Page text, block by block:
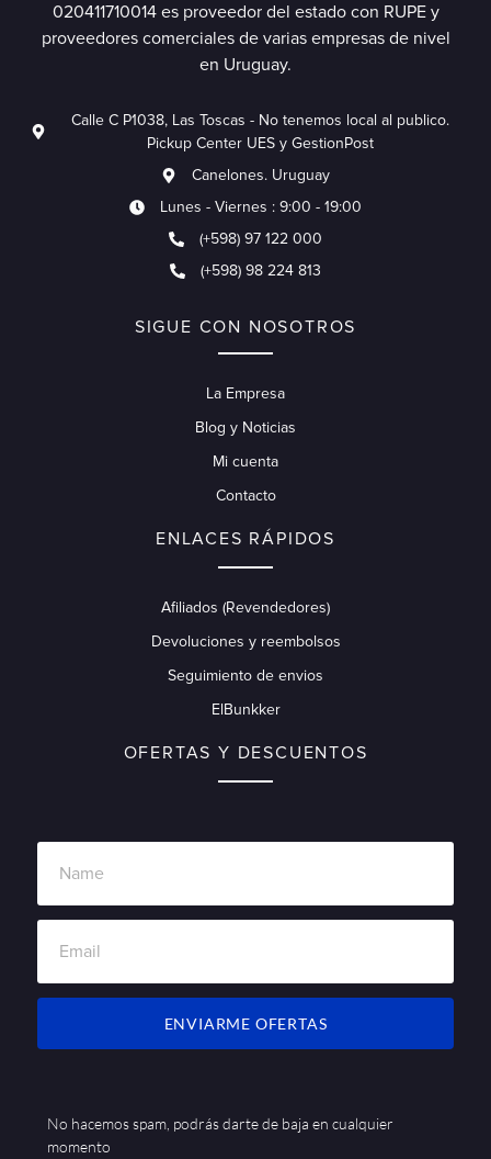
020411710014 es proveedor del estado con RUPE y
proveedores comerciales de varias empresas de nivel
en Uruguay.
Calle C P1038, Las Toscas - No tenemos local al publico.
Pickup Center UES y GestionPost
Canelones. Uruguay
Lunes - Viernes : 9:00 - 19:00
(+598) 97 122 000
(+598) 98 224 813
SIGUE CON NOSOTROS
La Empresa
Blog y Noticias
Mi cuenta
Contacto
ENLACES RÁPIDOS
Afiliados (Revendedores)
Devoluciones y reembolsos
Seguimiento de envios
ElBunkker
OFERTAS Y DESCUENTOS
ENVIARME OFERTAS
No hacemos spam, podrás darte de baja en cualquier
momento